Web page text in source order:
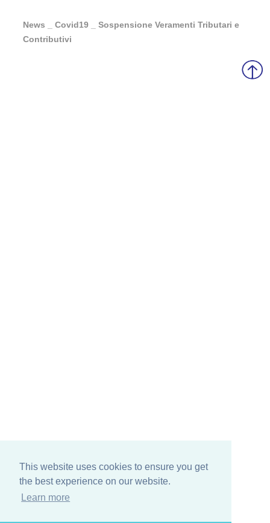
This website uses cookies to ensure you get
the best experience on our website.
Learn more
News _ Covid19 _ Sospensione Veramenti Tributari e
Contributivi